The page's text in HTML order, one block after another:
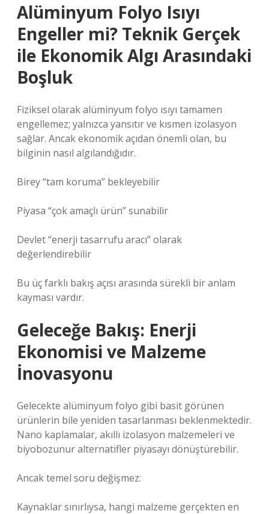
Alüminyum Folyo Isıyı
Engeller mi? Teknik Gerçek
ile Ekonomik Algı Arasındaki
Boşluk
Fiziksel olarak alüminyum folyo ısıyı tamamen
engellemez; yalnızca yansıtır ve kısmen izolasyon
sağlar. Ancak ekonomik açıdan önemli olan, bu
bilginin nasıl algılandığıdır.
Birey “tam koruma” bekleyebilir
Piyasa “çok amaçlı ürün” sunabilir
Devlet “enerji tasarrufu aracı” olarak
değerlendirebilir
Bu üç farklı bakış açısı arasında sürekli bir anlam
kayması vardır.
Geleceğe Bakış: Enerji
Ekonomisi ve Malzeme
İnovasyonu
Gelecekte alüminyum folyo gibi basit görünen
ürünlerin bile yeniden tasarlanması beklenmektedir.
Nano kaplamalar, akıllı izolasyon malzemeleri ve
biyobozunur alternatifler piyasayı dönüştürebilir.
Ancak temel soru değişmez:
Kaynaklar sınırlıysa, hangi malzeme gerçekten en